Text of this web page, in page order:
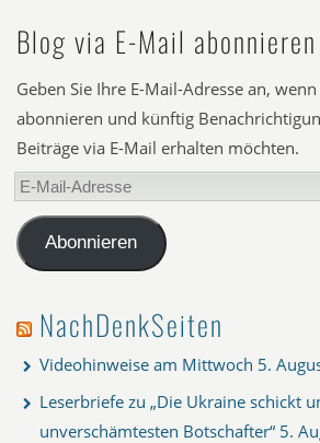
Blog via E-Mail abonnieren
Geben Sie Ihre E-Mail-Adresse an,
abonnieren und künftig
Beiträge via E-Mail erhalten möchten.
E-
Mail-
AdresseAbonnieren
NachDenkSeiten
Videohinweise am Mittwoch 5.
Leserbriefe zu „Die Ukraine schickt
unverschämtesten Botschafter“ 5.